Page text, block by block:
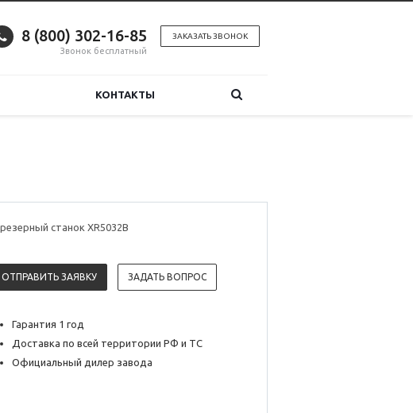
ЗАКАЗАТЬ ЗВОНОК
8 (800) 302-16-85
Звонок бесплатный
КОНТАКТЫ
станок XR5032B
ОТПРАВИТЬ ЗАЯВКУ ЗАДАТЬ ВОПРОС
Гарантия 1 год
Доставка по всей территории РФ и ТС
Официальный дилер завода